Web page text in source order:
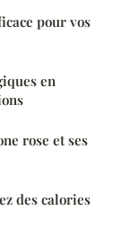
pour vos
en
rose et ses
des calories